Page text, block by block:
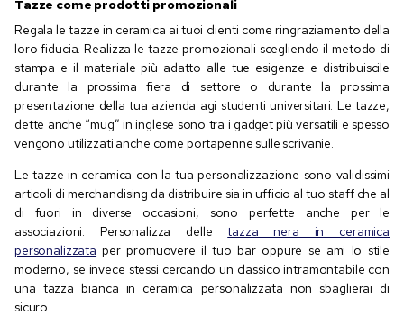
Tazze come prodotti promozionali
Regala le tazze in ceramica ai tuoi clienti come ringraziamento della
loro fiducia. Realizza le tazze promozionali scegliendo il metodo di
stampa e il materiale più adatto alle tue esigenze e distribuiscile
durante la prossima fiera di settore o durante la prossima
presentazione della tua azienda agi studenti universitari. Le tazze,
dette anche “mug” in inglese sono tra i gadget più versatili e spesso
vengono utilizzati anche come portapenne sulle scrivanie.
Le tazze in ceramica con la tua personalizzazione sono validissimi
articoli di merchandising da distribuire sia in ufficio al tuo staff che al
di fuori in diverse occasioni, sono perfette anche per le
associazioni. Personalizza delletazza nera in ceramica
personalizzata per promuovere il tuo bar oppure se ami lo stile
moderno, se invece stessi cercando un classico intramontabile con
una tazza bianca in ceramica personalizzata non sbaglierai di
sicuro.